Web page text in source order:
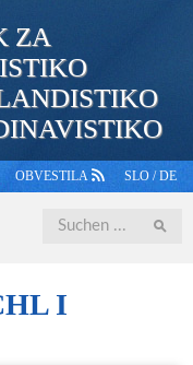
ZA
OBVESTILA SLO /DE
STUDIERENDE
Iskanje
I